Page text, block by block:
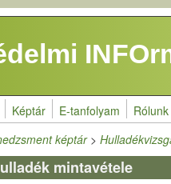
Képtár E-tanfolyam Rólunk
képtár>
mintavétele